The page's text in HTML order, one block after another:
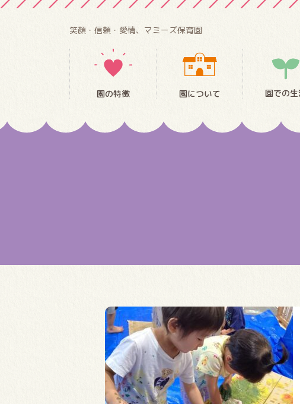
笑顔・信頼・愛情、マミーズ保育園
園の特徴 園について 園での生